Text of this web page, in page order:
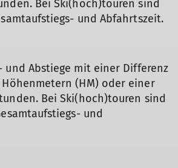
Bei Ski(hoch)touren sind
und Abfahrtszeit.
und Abstiege mit einer Differenz
Höhenmetern (HM) oder einer
Bei Ski(hoch)touren sind
und